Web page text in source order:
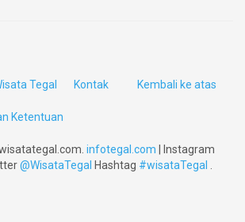
Kembali ke atas
Tegal Kontak
Ketentuan
infotegal.com | Instagram
@WisataTegal Hashtag #wisataTegal .